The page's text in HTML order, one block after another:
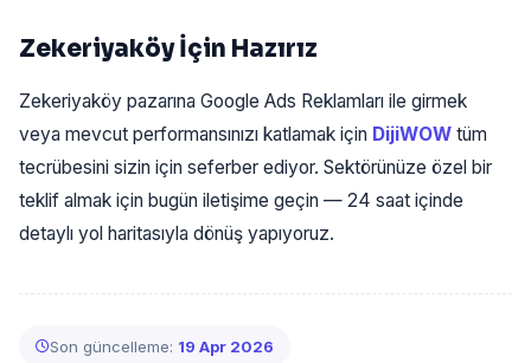
Zekeriyaköy İçin Hazırız
Zekeriyaköy pazarına Google Ads Reklamları ile girmek
veya mevcut performansınızı katlamak için DijiWOW tüm
tecrübesini sizin için seferber ediyor. Sektörünüze özel bir
teklif almak için bugün iletişime geçin — 24 saat içinde
detaylı yol haritasıyla dönüş yapıyoruz.
Son güncelleme: 19 Apr 2026